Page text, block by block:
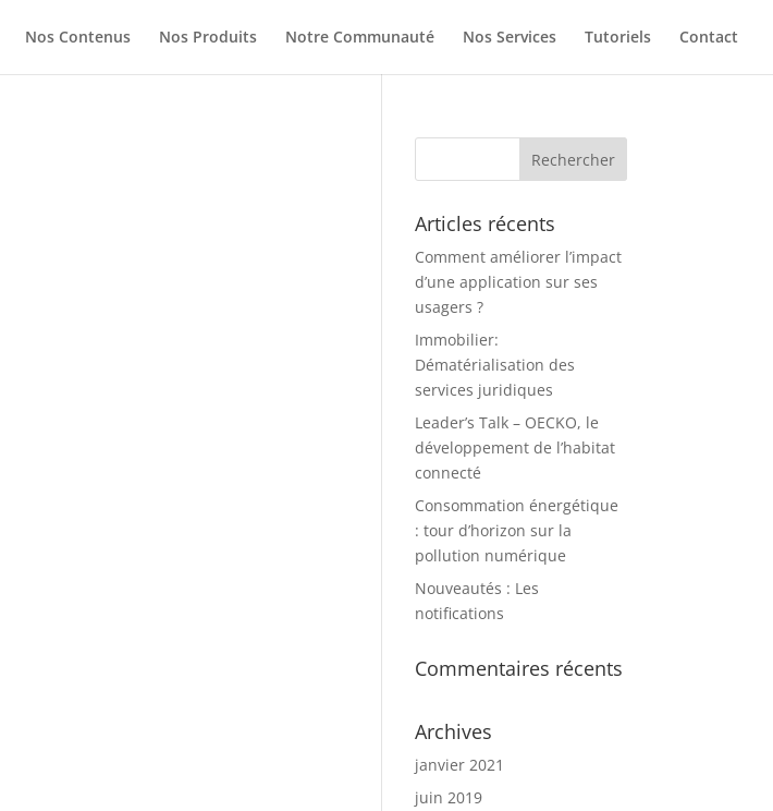
Nos Contenus Nos Produits Notre Communauté Nos Services Tutoriels Contact
Articles récents
Comment améliorer l’impact
d’une application sur ses
usagers ?
Immobilier:
Dématérialisation des
services juridiques
Leader’s Talk – OECKO, le
développement de l’habitat
connecté
Consommation énergétique
: tour d’horizon sur la
pollution numérique
Nouveautés : Les
notifications
Commentaires récents
Archives
janvier 2021
juin 2019